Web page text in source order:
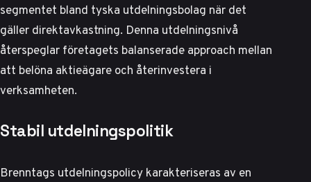
segmentet bland tyska utdelningsbolag när det
gäller direktavkastning. Denna utdelningsnivå
återspeglar företagets balanserade approach mellan
att belöna aktieägare och återinvestera i
verksamheten.
Stabil utdelningspolitik
Brenntags utdelningspolicy karakteriseras av en